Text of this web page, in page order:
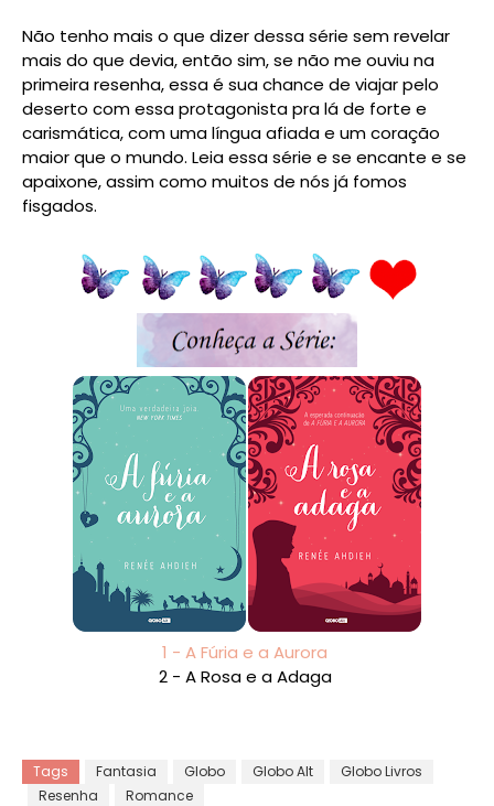
Não tenho mais o que dizer dessa série sem revelar
mais do que devia, então sim, se não me ouviu na
primeira resenha, essa é sua chance de viajar pelo
deserto com essa protagonista pra lá de forte e
carismática, com uma língua afiada e um coração
maior que o mundo. Leia essa série e se encante e se
apaixone, assim como muitos de nós já fomos
fisgados.
1 - A Fúria e a Aurora
2 - A Rosa e a Adaga
Tags Fantasia Globo Globo Alt
Globo Livros
Resenha
Romance